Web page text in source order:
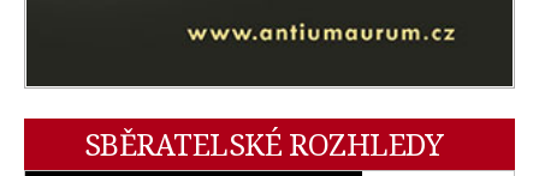
SBĚRATELSKÉ ROZHLEDY